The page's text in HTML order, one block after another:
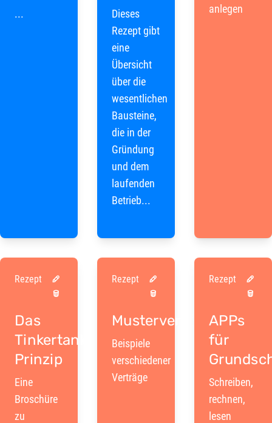
...
Dieses
Rezept gibt
eine
Übersicht
über die
wesentlichen
Bausteine,
die in der
Gründung
und dem
laufenden
Betrieb...
anlegen
Rezept
Das
Tinkertank-
Prinzip
Eine
Broschüre
zu
Rezept
Musterverträge
Beispiele
verschiedener
Verträge
Rezept
APPs
für
Schreiben,
rechnen,
lesen